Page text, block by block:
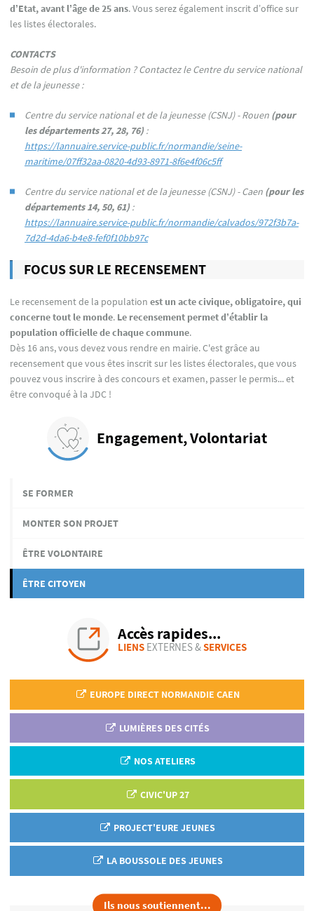
Engagement, Volontariat
SE FORMER
MONTER SON PROJET
ÊTRE VOLONTAIRE
ÊTRE CITOYEN
Accès rapides...
LIENSEXTERNES &SERVICES
EUROPE DIRECT NORMANDIE CAEN
LUMIÈRES DES CITÉS
NOS ATELIERS
CIVIC'UP 27
PROJECT'EURE JEUNES
LA BOUSSOLE DES JEUNES
d’Etat, avant l’âge de 25 ans. Vous serez également inscrit d’office sur
les listes électorales.
CONTACTS
Besoin de plus d'information ? Contactez le Centre du service national
et de la jeunesse :
Centre du service national et de la jeunesse (CSNJ) - Rouen (pour
les départements 27, 28, 76) :
https://lannuaire.service-public.fr/normandie/seine-
maritime/07ff32aa-0820-4d93-8971-8f6e4f06c5ff
Centre du service national et de la jeunesse (CSNJ) - Caen (pour les
départements 14, 50, 61) :
https://lannuaire.service-public.fr/normandie/calvados/972f3b7a-
7d2d-4da6-b4e8-fef0f10bb97c
FOCUS SUR LE RECENSEMENT
Le recensement de la population est un acte civique, obligatoire, qui
concerne tout le monde. Le recensement permet d’établir la
population officielle de chaque commune.
Dès 16 ans, vous devez vous rendre en mairie. C'est grâce au
recensement que vous êtes inscrit sur les listes électorales, que vous
pouvez vous inscrire à des concours et examen, passer le permis... et
être convoqué à la JDC !
Ils nous soutiennent...